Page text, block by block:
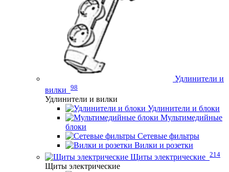
Удлинители и
вилки 98
Удлинители и вилки
Удлинители и блоки
Мультимедийные
блоки
Сетевые фильтры
Вилки и розетки
Щиты электрические 214
Щиты электрические